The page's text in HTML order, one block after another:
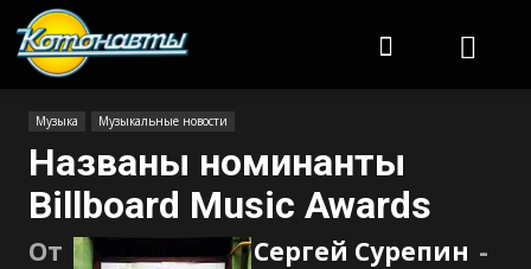
Музыка Музыкальные новости
Названы номинанты
Billboard Music Awards
От Сергей Сурепин -